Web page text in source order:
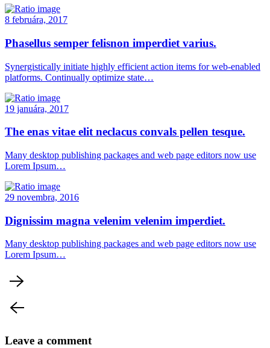
8 februára, 2017
Phasellus semper felisnon imperdiet varius.
Synergistically initiate highly efficient action items for web-enabled
platforms. Continually optimize state…
19 januára, 2017
The enas vitae elit neclacus convals pellen tesque.
Many desktop publishing packages and web page editors now use
Lorem Ipsum…
29 novembra, 2016
Dignissim magna velenim velenim imperdiet.
Many desktop publishing packages and web page editors now use
Lorem Ipsum…
Leave a comment